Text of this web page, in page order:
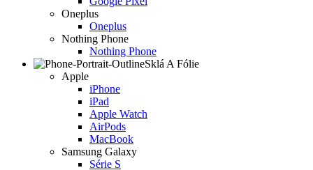
Oneplus
Oneplus
Nothing Phone
Nothing Phone
Sklá A Fólie
Apple
iPhone
iPad
Apple Watch
AirPods
MacBook
Samsung Galaxy
Série S